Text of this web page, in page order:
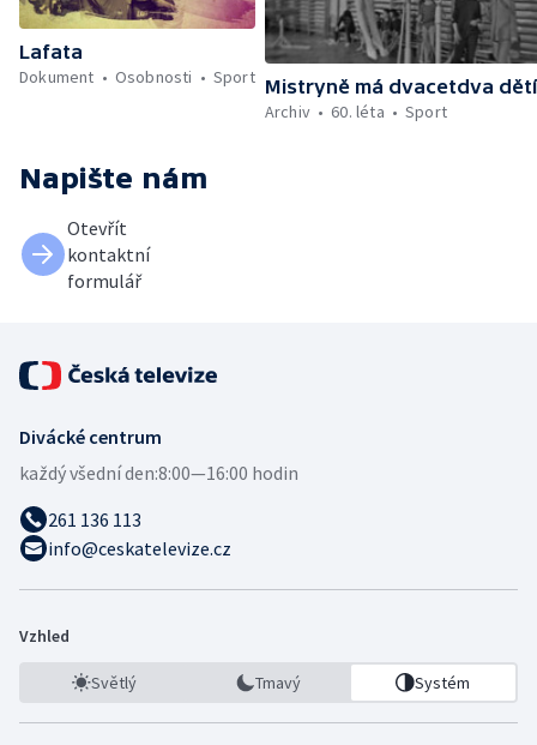
Lafata
Dokument
Osobnosti Sport Mistryně má dvacetdva dětí
Archiv
60. léta Sport
Napište nám
Otevřít
kontaktní
formulář
Divácké centrum
každý všední den:8:00—16:00 hodin
261 136 113
info@ceskatelevize.cz
Vzhled
Světlý Tmavý Systém